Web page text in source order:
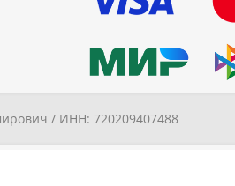
/ ИНН: 720209407488